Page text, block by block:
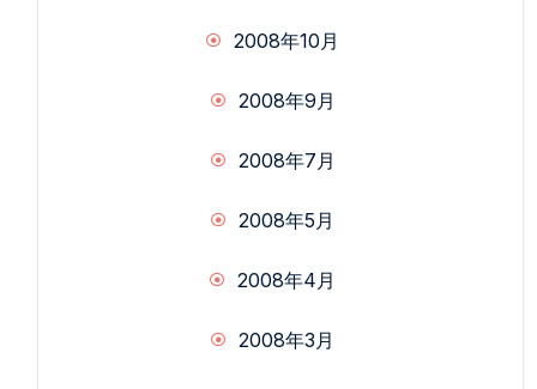
2008年10月
2008年9月
2008年7月
2008年5月
2008年4月
2008年3月